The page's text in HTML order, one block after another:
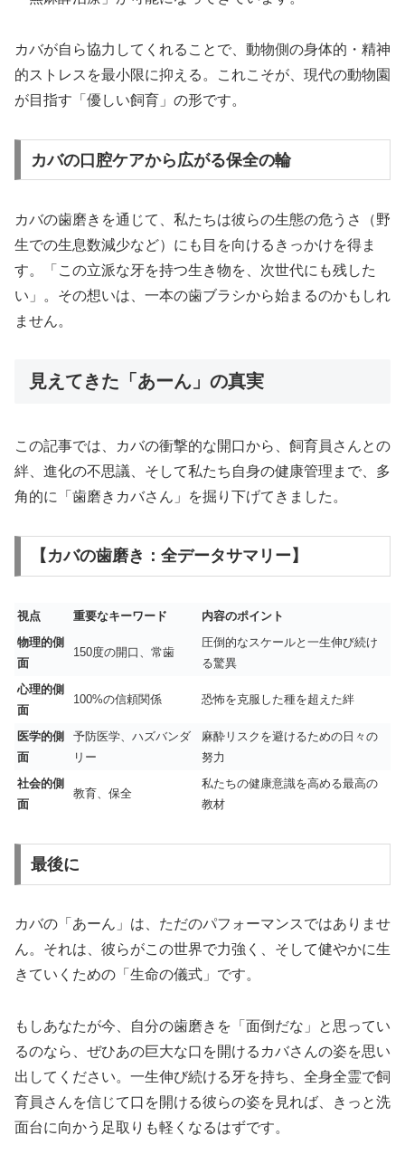
カバが自ら協力してくれることで、動物側の身体的・精神
的ストレスを最小限に抑える。これこそが、現代の動物園
が目指す「優しい飼育」の形です。
カバの口腔ケアから広がる保全の輪
カバの歯磨きを通じて、私たちは彼らの生態の危うさ（野
生での生息数減少など）にも目を向けるきっかけを得ま
す。「この立派な牙を持つ生き物を、次世代にも残した
い」。その想いは、一本の歯ブラシから始まるのかもしれ
ません。
見えてきた「あーん」の真実
この記事では、カバの衝撃的な開口から、飼育員さんとの
絆、進化の不思議、そして私たち自身の健康管理まで、多
角的に「歯磨きカバさん」を掘り下げてきました。
【カバの歯磨き：全データサマリー】
視点 重要なキーワード
内容のポイント
物理的側
面
150度の開口、常歯
圧倒的なスケールと一生伸び続け
る驚異
心理的側
面
100%の信頼関係 恐怖を克服した種を超えた絆
医学的側
面
予防医学、ハズバンダ
リー
麻酔リスクを避けるための日々の
努力
社会的側
面
教育、保全
私たちの健康意識を高める最高の
教材
最後に
カバの「あーん」は、ただのパフォーマンスではありませ
ん。それは、彼らがこの世界で力強く、そして健やかに生
きていくための「生命の儀式」です。
もしあなたが今、自分の歯磨きを「面倒だな」と思ってい
るのなら、ぜひあの巨大な口を開けるカバさんの姿を思い
出してください。一生伸び続ける牙を持ち、全身全霊で飼
育員さんを信じて口を開ける彼らの姿を見れば、きっと洗
面台に向かう足取りも軽くなるはずです。